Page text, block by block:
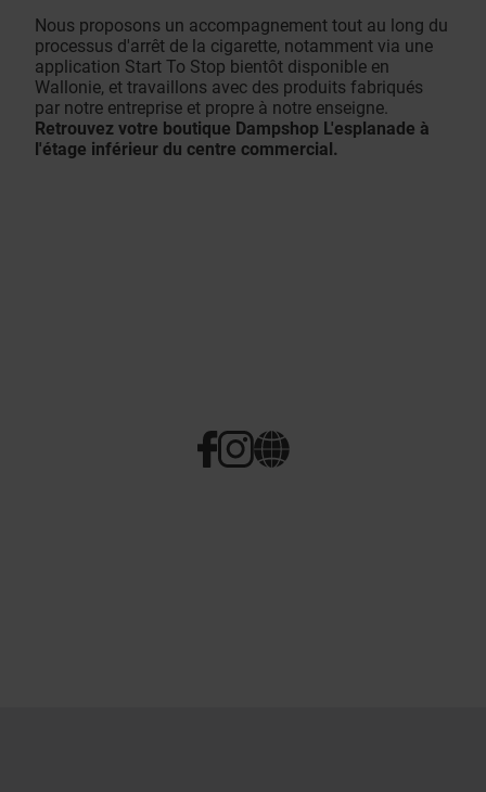
Nous proposons un accompagnement tout au long du
processus d'arrêt de la cigarette, notamment via une
application Start To Stop bientôt disponible en
Wallonie, et travaillons avec des produits fabriqués
par notre entreprise et propre à notre enseigne.
Retrouvez votre boutique Dampshop L'esplanade à
l'étage inférieur du centre commercial.